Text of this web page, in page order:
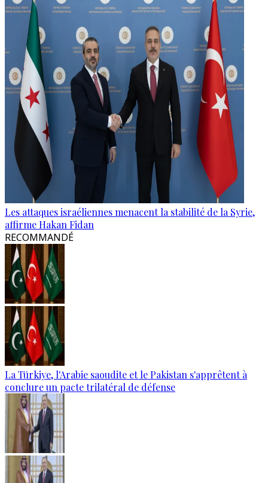
Les attaques israéliennes menacent la stabilité de la Syrie,
affirme Hakan Fidan
RECOMMANDÉ
La Türkiye, l'Arabie saoudite et le Pakistan s'apprêtent à
conclure un pacte trilatéral de défense